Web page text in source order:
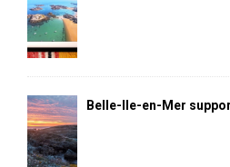
Belle-Ile-en-Mer